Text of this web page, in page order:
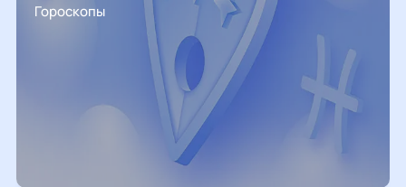
Гороскопы